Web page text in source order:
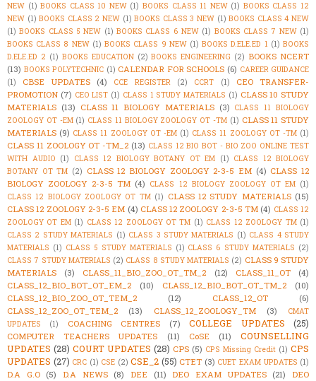
NEW (1) BOOKS CLASS 10 NEW (1) BOOKS CLASS 11 NEW (1) BOOKS CLASS 12
NEW (1) BOOKS CLASS 2 NEW (1) BOOKS CLASS 3 NEW (1) BOOKS CLASS 4 NEW
(1) BOOKS CLASS 5 NEW (1) BOOKS CLASS 6 NEW (1) BOOKS CLASS 7 NEW (1)
BOOKS CLASS 8 NEW (1) BOOKS CLASS 9 NEW (1) BOOKS D.ELE.ED 1 (1) BOOKS
D.ELE.ED 2 (1) BOOKS EDUCATION (2) BOOKS ENGINEERING (2) BOOKS NCERT
(13) BOOKS POLYTECHNIC (1) CALENDAR FOR SCHOOLS (6) CAREER GUIDANCE
(1)
CBSE UPDATES (4) CCE REGISTER (2) CCRT (1)
CEO TRANSFER-
PROMOTION (7) CEO LIST (1) CLASS 1 STUDY MATERIALS (1) CLASS 10 STUDY
MATERIALS (13) CLASS 11 BIOLOGY MATERIALS (3) CLASS 11 BIOLOGY
ZOOLOGY OT -EM (1) CLASS 11 BIOLOGY ZOOLOGY OT -TM (1) CLASS 11 STUDY
MATERIALS (9) CLASS 11 ZOOLOGY OT -EM (1) CLASS 11 ZOOLOGY OT -TM (1)
CLASS 11 ZOOLOGY OT -TM_2 (13) CLASS 12 BIO BOT - BIO ZOO ONLINE TEST
WITH AUDIO (1) CLASS 12 BIOLOGY BOTANY OT EM (1) CLASS 12 BIOLOGY
BOTANY OT TM (2) CLASS 12 BIOLOGY ZOOLOGY 2-3-5 EM (4) CLASS 12
BIOLOGY ZOOLOGY 2-3-5 TM (4) CLASS 12 BIOLOGY ZOOLOGY OT EM (1)
CLASS 12 BIOLOGY ZOOLOGY OT TM (1) CLASS 12 STUDY MATERIALS (15)
CLASS 12 ZOOLOGY 2-3-5 EM (4) CLASS 12 ZOOLOGY 2-3-5 TM (4) CLASS 12
ZOOLOGY OT EM (1) CLASS 12 ZOOLOGY OT TM (1) CLASS 12 ZOOLOGY TM (1)
CLASS 2 STUDY MATERIALS (1) CLASS 3 STUDY MATERIALS (1) CLASS 4 STUDY
MATERIALS (1) CLASS 5 STUDY MATERIALS (1) CLASS 6 STUDY MATERIALS (2)
CLASS 7 STUDY MATERIALS (2) CLASS 8 STUDY MATERIALS (2) CLASS 9 STUDY
MATERIALS
(3) CLASS_11_BIO_ZOO_OT_TM_2 (12) CLASS_11_OT
(4)
CLASS_12_BIO_BOT_OT_EM_2
(10) CLASS_12_BIO_BOT_OT_TM_2
(10)
CLASS_12_BIO_ZOO_OT_TEM_2
(12) CLASS_12_OT
(6)
CLASS_12_ZOO_OT_TEM_2
(13) CLASS_12_ZOOLOGY_TM (3)
CMAT
UPDATES
(1) COACHING CENTRES (7) COLLEGE UPDATES (25)
COMPUTER TEACHERS UPDATES (11) CoSE (11)
COUNSELLING
UPDATES (28) COURT UPDATES (28) CPS (5) CPS Missing Credit (1) CPS
UPDATES (27) CRC (1) CSE (2) CSE_2 (55) CTET (3) CUET EXAM UPDATES (1)
D.A G.O (5) D.A NEWS (8) DEE (11) DEO EXAM UPDATES (21)
DEO